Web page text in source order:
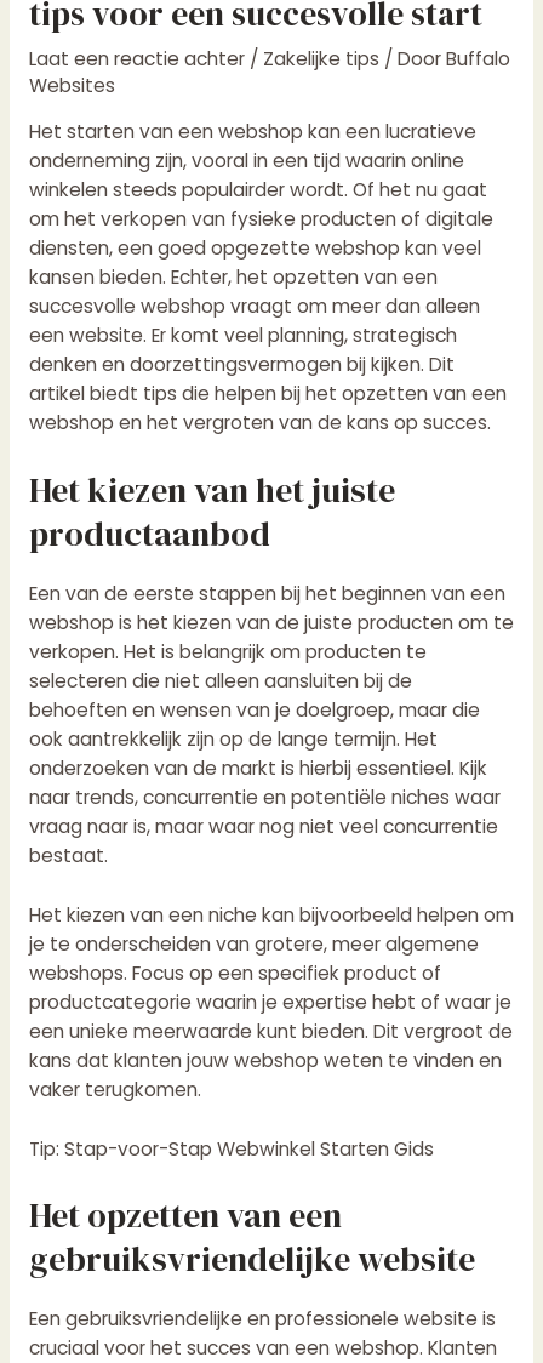
tips voor een succesvolle start
Laat een reactie achter / Zakelijke tips / DoorBuffalo
Websites
Het starten van een webshop kan een lucratieve
onderneming zijn, vooral in een tijd waarin online
winkelen steeds populairder wordt. Of het nu gaat
om het verkopen van fysieke producten of digitale
diensten, een goed opgezette webshop kan veel
kansen bieden. Echter, het opzetten van een
succesvolle webshop vraagt om meer dan alleen
een website. Er komt veel planning, strategisch
denken en doorzettingsvermogen bij kijken. Dit
artikel biedt tips die helpen bij het opzetten van een
webshop en het vergroten van de kans op succes.
Het kiezen van het juiste
productaanbod
Een van de eerste stappen bij het beginnen van een
webshop is het kiezen van de juiste producten om te
verkopen. Het is belangrijk om producten te
selecteren die niet alleen aansluiten bij de
behoeften en wensen van je doelgroep, maar die
ook aantrekkelijk zijn op de lange termijn. Het
onderzoeken van de markt is hierbij essentieel. Kijk
naar trends, concurrentie en potentiële niches waar
vraag naar is, maar waar nog niet veel concurrentie
bestaat.
Het kiezen van een niche kan bijvoorbeeld helpen om
je te onderscheiden van grotere, meer algemene
webshops. Focus op een specifiek product of
productcategorie waarin je expertise hebt of waar je
een unieke meerwaarde kunt bieden. Dit vergroot de
kans dat klanten jouw webshop weten te vinden en
vaker terugkomen.
Tip: Stap-voor-Stap Webwinkel Starten Gids
Het opzetten van een
gebruiksvriendelijke website
Een gebruiksvriendelijke en professionele website is
cruciaal voor het succes van een webshop. Klanten